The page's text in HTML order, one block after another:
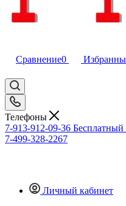
Сравнение0
Телефоны
7-913-912-09-36 Бесплатный
7-499-328-2267
Личный кабинет